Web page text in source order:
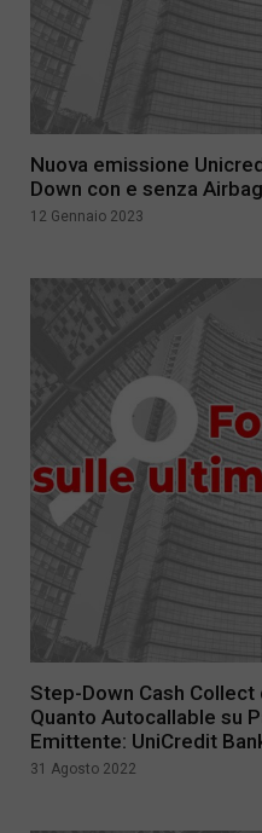
Nuova emissione
Down con e senza Airbag
12 Gennaio 2023
Step-Down Cash
Quanto Autocallable su
Emittente: UniCredit
31 Agosto 2022